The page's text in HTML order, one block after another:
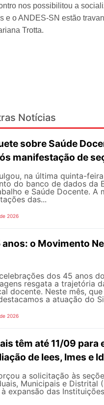
nos possibilitou a
e o ANDES-SN estão
Trotta.
Notícias
sobre Saúde
manifestação de
na última quinta-
do banco de dados da
e Saúde Docente. A
das...
2026
anos: o Movimento
dos 45 anos
resgata a trajetória
docente. Neste mês,
a atuação do
2026
têm até 11/09 para
de Iees, Imes e
a solicitação às
Municipais e Distrital
expansão das